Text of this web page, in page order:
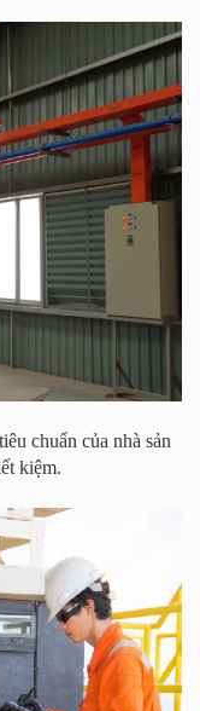
chuẩn của nhà sản
kiệm.